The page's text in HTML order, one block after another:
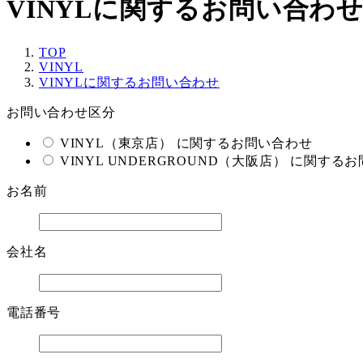
VINYLに関するお問い合わせ
TOP
VINYL
VINYLに関するお問い合わせ
お問い合わせ区分
VINYL（東京店） に関するお問い合わせ
VINYL UNDERGROUND（大阪店） に関するお
お名前
会社名
電話番号